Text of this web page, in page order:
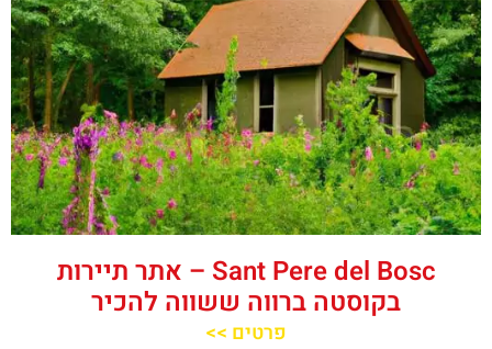
‪‪Sant Pere del Bosc‬‬ – אתר תיירות
בקוסטה ברווה ששווה להכיר
פרטים >>